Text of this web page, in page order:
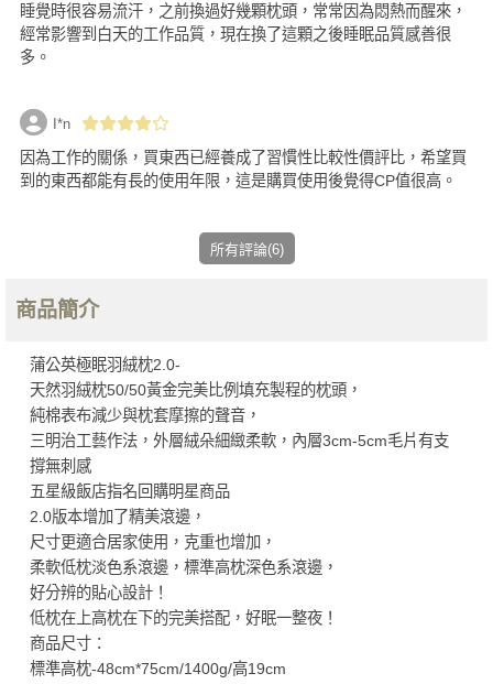
睡覺時很容易流汗，之前換過好幾顆枕頭，常常因為悶熱而醒來，
經常影響到白天的工作品質，現在換了這顆之後睡眠品質感善很
多。
I*n
因為工作的關係，買東西已經養成了習慣性比較性價評比，希望買
到的東西都能有長的使用年限，這是購買使用後覺得CP值很高。
所有評論(6)
商品簡介
蒲公英極眠羽絨枕2.0-
天然羽絨枕50/50黃金完美比例填充製程的枕頭，
純棉表布減少與枕套摩擦的聲音，
三明治工藝作法，外層絨朵細緻柔軟，內層3cm-5cm毛片有支
撐無刺感
五星級飯店指名回購明星商品
2.0版本增加了精美滾邊，
尺寸更適合居家使用，克重也增加，
柔軟低枕淡色系滾邊，標準高枕深色系滾邊，
好分辨的貼心設計！
低枕在上高枕在下的完美搭配，好眠一整夜！
商品尺寸：
標準高枕-48cm*75cm/1400g/高19cm